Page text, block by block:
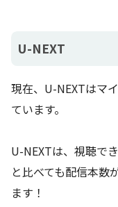
セットプラン
Hulu(フール
U-NEXT
現在、U-NEXTはマ
ています。
U-NEXTは、視聴で
と比べても配信本数
ます！